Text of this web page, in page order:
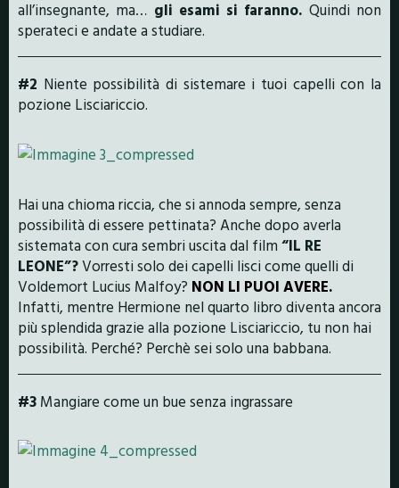
all’insegnante, ma… gli esami si faranno. Quindi non
sperateci e andate a studiare.
#2 Niente possibilità di sistemare i tuoi capelli con la
pozione Lisciariccio.
Hai una chioma riccia, che si annoda sempre, senza
possibilità di essere pettinata? Anche dopo averla
sistemata con cura sembri uscita dal film “IL RE
LEONE”?Vorresti solo dei capelli lisci come quelli di
Voldemort Lucius Malfoy? NON LI PUOI AVERE.
Infatti, mentre Hermione nel quarto libro diventa ancora
più splendida grazie alla pozione Lisciariccio, tu non hai
possibilità. Perché? Perchè sei solo una babbana.
#3 Mangiare come un bue senza ingrassare